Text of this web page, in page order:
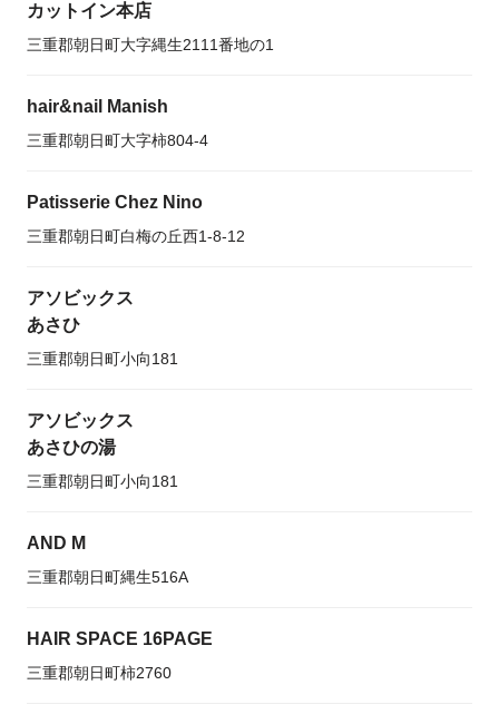
カットイン本店
三重郡朝日町大字縄生2111番地の1
hair&nail Manish
三重郡朝日町大字柿804-4
Patisserie Chez Nino
三重郡朝日町白梅の丘西1-8-12
アソビックス
あさひ
三重郡朝日町小向181
アソビックス
あさひの湯
三重郡朝日町小向181
AND M
三重郡朝日町縄生516A
HAIR SPACE 16PAGE
三重郡朝日町柿2760